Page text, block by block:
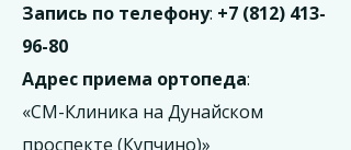
Запись по телефону: +7 (812) 413-
96-80
Адрес приема ортопеда:
«СМ-Клиника на Дунайском
проспекте (Купчино)»